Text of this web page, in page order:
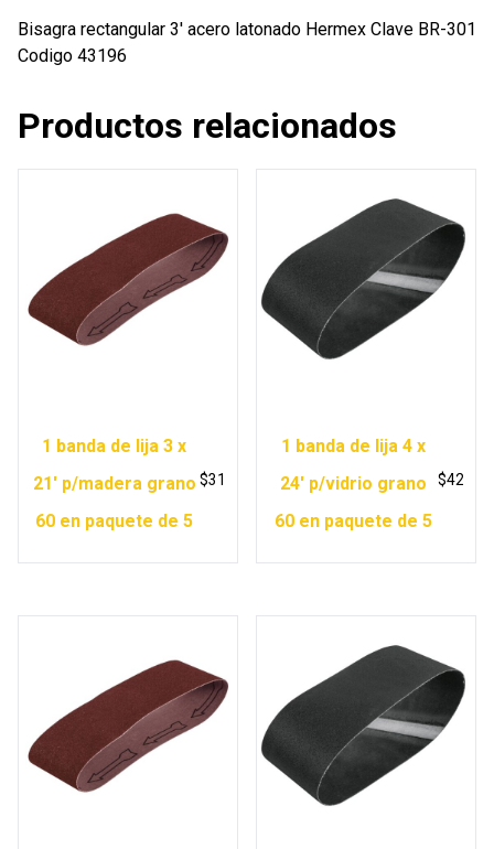
Bisagra rectangular 3′ acero latonado Hermex Clave BR-301
Codigo 43196
Productos relacionados
1 banda de lija 3 x
21′ p/madera grano
60 en paquete de 5
$31
1 banda de lija 4 x
24′ p/vidrio grano
60 en paquete de 5
$42